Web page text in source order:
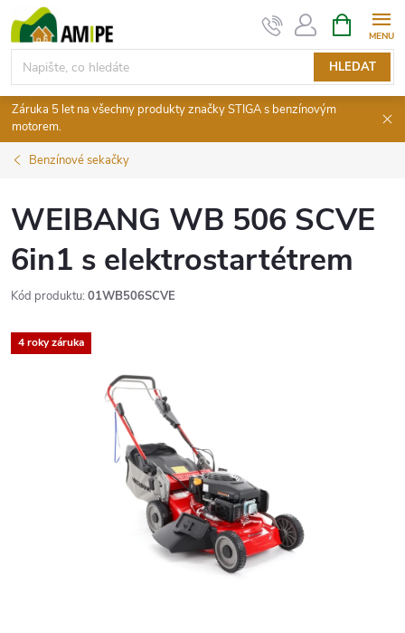
na
obsah
HLEDAT
NÁKUPNÍ
KOŠÍK
Záruka 5 let na všechny produkty značky STIGA s benzínovým
motorem.
Benzínové sekačky
WEIBANG WB 506 SCVE
6in1 s elektrostartétrem
Kód produktu: 01WB506SCVE
4 roky záruka